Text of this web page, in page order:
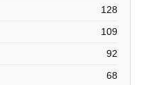
128
109
92
68